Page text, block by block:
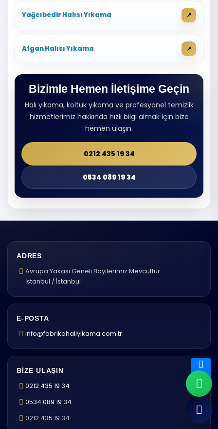
Yağcıbedir Halısı Yıkama
Afgan Halısı Yıkama
Bizimle Hemen İletişime Geçin
Halı yıkama, koltuk yıkama ve profesyonel temizlik
hizmetlerimiz hakkında hızlı bilgi almak için bize
hemen ulaşın.
0212 435 19 34
0534 089 19 34
ADRES
Avrupa Yakası Geneli Bayilerimiz Mevcuttur
İstanbul / İstanbul
E-POSTA
info@fabrikahaliyikama.com.tr
BIZE ULAŞIN
0212 435 19 34
0534 089 19 34
0212 435 19 34